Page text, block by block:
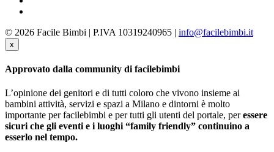
© 2026 Facile Bimbi | P.IVA 10319240965 | info@facilebimbi.it
x
Approvato dalla community di facilebimbi
L’opinione dei genitori e di tutti coloro che vivono insieme ai
bambini attività, servizi e spazi a Milano e dintorni è molto
importante per facilebimbi e per tutti gli utenti del portale, peressere
sicuri che gli eventi e i luoghi “family friendly” continuino a
esserlo nel tempo.